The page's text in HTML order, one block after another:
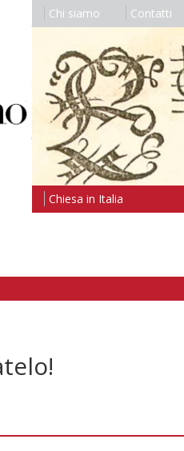
Chi siamo Contatti
Chiesa in Italia